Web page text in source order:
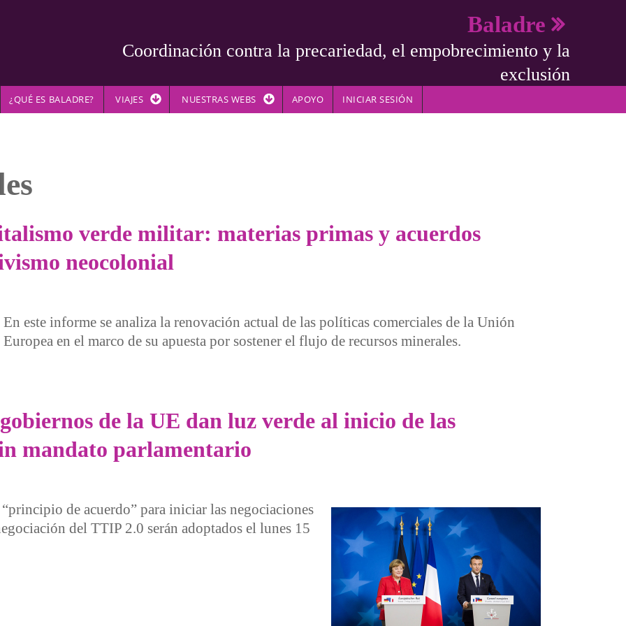
Baladre
Coordinación contra la precariedad, el empobrecimiento y la
exclusión
¿QUÉ ES BALADRE? VIAJES NUESTRAS WEBS APOYO INICIAR SESIÓN
verde militar: materias primas y acuerdos
neocolonial
En este informe se analiza la renovación actual de las políticas comerciales de la Unión
Europea en el marco de su apuesta por sostener el flujo de recursos minerales.
de la UE dan luz verde al inicio de las
mandato parlamentario
de acuerdo” para iniciar las negociaciones
del TTIP 2.0 serán adoptados el lunes 15
de la UE dan luz verde al inicio de las negociaciones con Trump sin mandato parlamentario